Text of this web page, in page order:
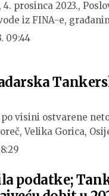
prosinca 2023.,
iz FINA-e,
09:44
po visini ostvarene
Velika Gorica,
podatke;